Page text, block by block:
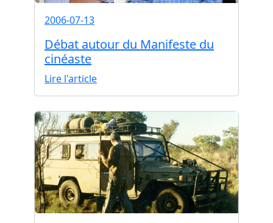
2006-07-13
Débat autour du Manifeste du
cinéaste
Lire l'article